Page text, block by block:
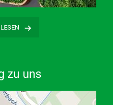
zu uns